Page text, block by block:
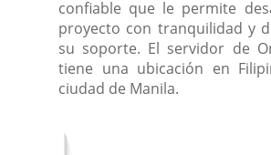
confiable que le permite
proyecto con tranquilidad y
su soporte. El servidor de
tiene una ubicación en
ciudad de Manila.